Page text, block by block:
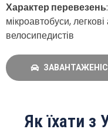
Характер перевезень
мікроавтобуси,
велосипедистів
Як їхати з